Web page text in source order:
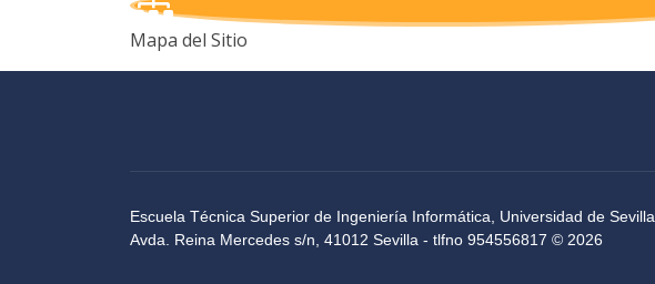
Mapa del Sitio
Escuela Técnica Superior de Ingeniería Informática, Universidad de Sevilla
Avda. Reina Mercedes s/n, 41012 Sevilla - tlfno 954556817 © 2026